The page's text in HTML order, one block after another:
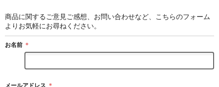
商品に関するご意見ご感想、お問い合わせなど、こちらのフォーム
よりお気軽にお尋ねください。
お名前 ＊
メールアドレス ＊